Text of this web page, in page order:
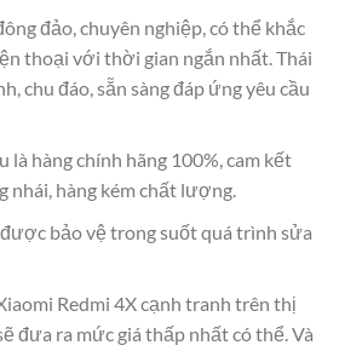
đảo, chuyên nghiệp, có thể khắc
thoại với thời gian ngắn nhất. Thái
chu đáo, sẵn sàng đáp ứng yêu cầu
là hàng chính hãng 100%, cam kết
nhái, hàng kém chất lượng.
bảo vệ trong suốt quá trình sửa
Redmi 4X cạnh tranh trên thị
đưa ra mức giá thấp nhất có thể. Và